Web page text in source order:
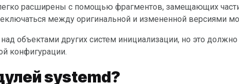
расширены с помощью фрагментов, замещающих
между оригинальной и измененной версиями
конфигурации.
systemd?